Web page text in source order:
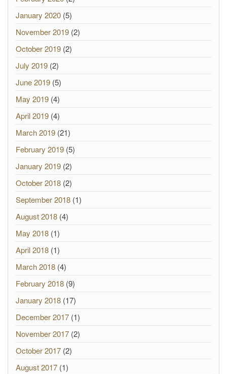
January 2020 (5)
November 2019 (2)
October 2019 (2)
July 2019 (2)
June 2019 (5)
May 2019 (4)
April 2019 (4)
March 2019 (21)
February 2019 (5)
January 2019 (2)
October 2018 (2)
September 2018 (1)
August 2018 (4)
May 2018 (1)
April 2018 (1)
March 2018 (4)
February 2018 (9)
January 2018 (17)
December 2017 (1)
November 2017 (2)
October 2017 (2)
August 2017 (1)